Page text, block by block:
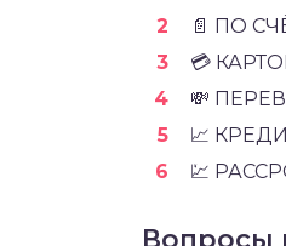
📄 ПО
💳
💸
📈
💹
Вопросы